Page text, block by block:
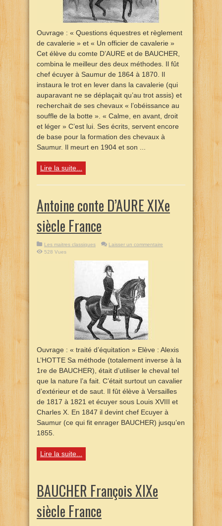
Ouvrage : « Questions équestres et règlement
de cavalerie » et « Un officier de cavalerie »
Cet élève du comte D’AURE et de BAUCHER,
combina le meilleur des deux méthodes. Il fût
chef écuyer à Saumur de 1864 à 1870. Il
instaura le trot en lever dans la cavalerie (qui
auparavant ne se déplaçait qu’au trot assis) et
recherchait de ses chevaux « l’obéissance au
souffle de la botte ». « Calme, en avant, droit
et léger » C’est lui. Ses écrits, servent encore
de base pour la formation des chevaux à
Saumur. Il meurt en 1904 et son ...
Lire la suite...
Antoine conte D’AURE XIXe
siècle France
Les maitres classiques
Laisser un commentaire
528 Vues
Ouvrage : « traité d’équitation » Elève : Alexis
L’HOTTE Sa méthode (totalement inverse à la
1re de BAUCHER), était d’utiliser le cheval tel
que la nature l’a fait. C’était surtout un cavalier
d’extérieur et de saut. Il fût élève à Versailles
de 1817 à 1821 et écuyer sous Louis XVIII et
Charles X. En 1847 il devint chef Ecuyer à
Saumur (ce qui fit enrager BAUCHER) jusqu’en
1855.
Lire la suite...
BAUCHER François XIXe
siècle France